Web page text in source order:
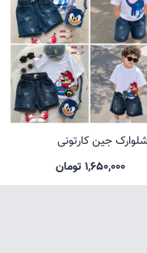
جین کارتونی
1,650,000 تومان